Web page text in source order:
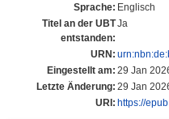
Sprache: Englisch
Titel an der UBT
entstanden:
Ja
URN:
Eingestellt am: 29 Jan
Letzte Änderung: 29 Jan
URI: https://